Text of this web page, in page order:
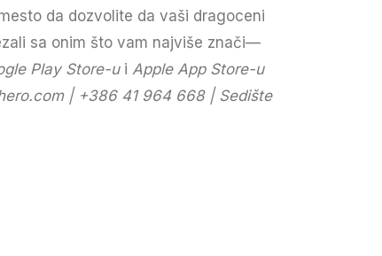
da dozvolite da vaši dragoceni
sa onim što vam najviše znači—
Play Store-ui Apple App Store-u
| +386 41 964 668 | Sedište